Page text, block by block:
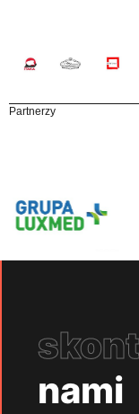
Partnerzy
nami